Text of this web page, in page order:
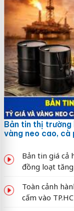
Bản tin thị
vàng neo cao, cà
Bản tin giá cả
đồng loạt
Toàn cảnh
cấm vào